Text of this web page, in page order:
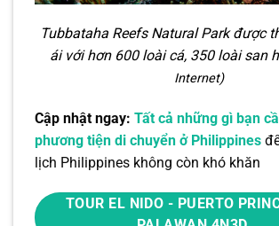
Tubbataha Reefs Natural Park được
ái với hơn 600 loài cá, 350 loài san
Internet)
Cập nhật ngay: Tất cả những gì bạn
phương tiện di chuyển ở Philippines
lịch Philippines không còn khó khăn
TOUR EL NIDO - PUERTO